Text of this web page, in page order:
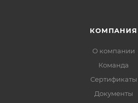
КОМПАНИЯ
О компании
Команда
Сертификаты
Документы